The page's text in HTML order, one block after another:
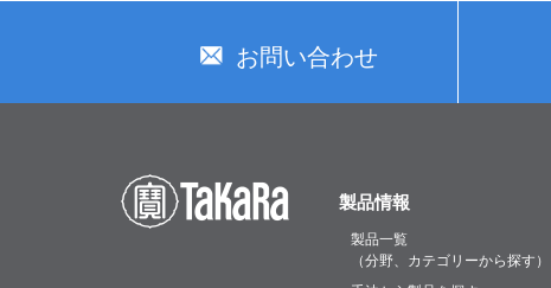
お問い合わせ
製品情報
製品一覧
（分野、カテゴリーから探す）